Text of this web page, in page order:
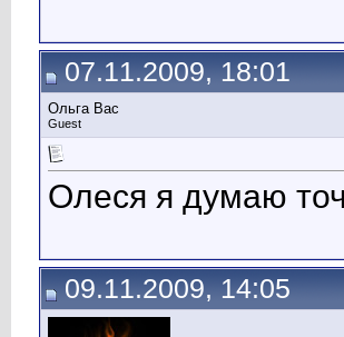
07.11.2009, 18:01
Ольга Вас
Guest
Олеся я думаю
09.11.2009, 14:05